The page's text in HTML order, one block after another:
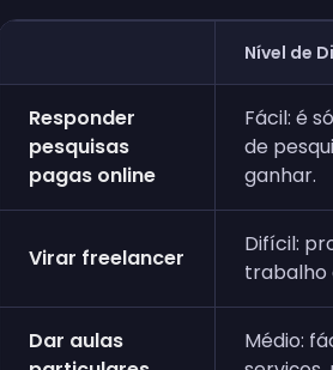
Nível de
Responder
pesquisas
pagas online
Fácil: é
de
ganhar.
Virar freelancer
Difícil:
trabalho
Dar aulas
Médio: